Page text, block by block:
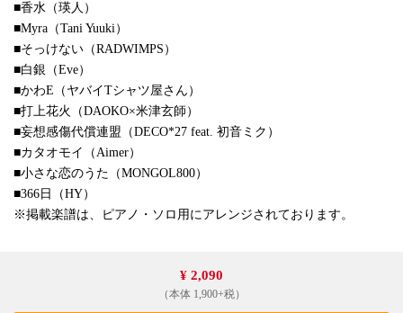
■香水（瑛人）
■Myra（Tani Yuuki）
■そっけない（RADWIMPS）
■白銀（Eve）
■かわE（ヤバイTシャツ屋さん）
■打上花火（DAOKO×米津玄師）
■妄想感傷代償連盟（DECO*27 feat. 初音ミク）
■カタオモイ（Aimer）
■小さな恋のうた（MONGOL800）
■366日（HY）
※掲載楽譜は、ピアノ・ソロ用にアレンジされております。
¥ 2,090
（本体 1,900+税）